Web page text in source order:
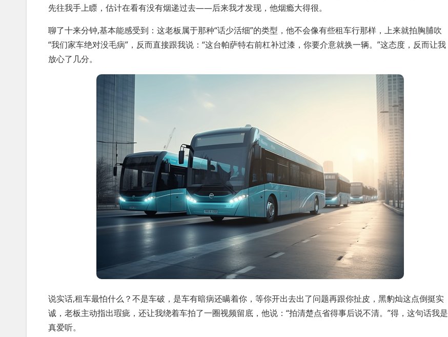
先往我手上瞟，估计在看有没有烟递过去——后来我才发现，他烟瘾大得很。
聊了十来分钟,基本能感受到：这老板属于那种“话少活细”的类型，他不会像有些租车行那样，上来就拍胸脯吹
“我们家车绝对没毛病”，反而直接跟我说：“这台帕萨特右前杠补过漆，你要介意就换一辆。”这态度，反而让我
放心了几分。
说实话,租车最怕什么？不是车破，是车有暗病还瞒着你，等你开出去出了问题再跟你扯皮，黑豹灿这点倒挺实
诚，老板主动指出瑕疵，还让我绕着车拍了一圈视频留底，他说：“拍清楚点省得事后说不清。”得，这句话我是
真爱听。